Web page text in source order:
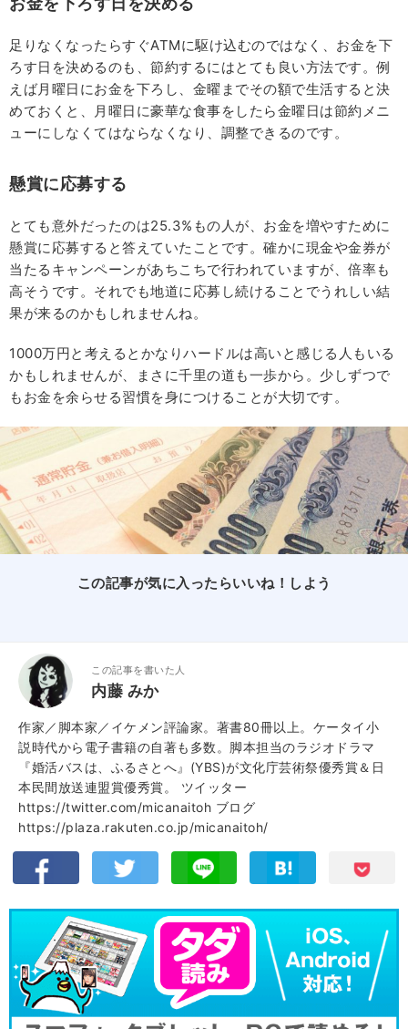
足りなくなったらすぐATMに駆け込むのではなく、お金を下
ろす日を決めるのも、節約するにはとても良い方法です。例
えば月曜日にお金を下ろし、金曜までその額で生活すると決
めておくと、月曜日に豪華な食事をしたら金曜日は節約メニ
ューにしなくてはならなくなり、調整できるのです。
懸賞に応募する
とても意外だったのは25.3%もの人が、お金を増やすために
懸賞に応募すると答えていたことです。確かに現金や金券が
当たるキャンペーンがあちこちで行われていますが、倍率も
高そうです。それでも地道に応募し続けることでうれしい結
果が来るのかもしれませんね。
1000万円と考えるとかなりハードルは高いと感じる人もいる
かもしれませんが、まさに千里の道も一歩から。少しずつで
もお金を余らせる習慣を身につけることが大切です。
この記事が気に入ったらいいね！しよう
この記事を書いた人
内藤 みか
作家／脚本家／イケメン評論家。著書80冊以上。ケータイ小
説時代から電子書籍の自著も多数。脚本担当のラジオドラマ
『婚活バスは、ふるさとへ』(YBS)が文化庁芸術祭優秀賞＆日
本民間放送連盟賞優秀賞。 ツイッター
https://twitter.com/micanaitoh ブログ
https://plaza.rakuten.co.jp/micanaitoh/